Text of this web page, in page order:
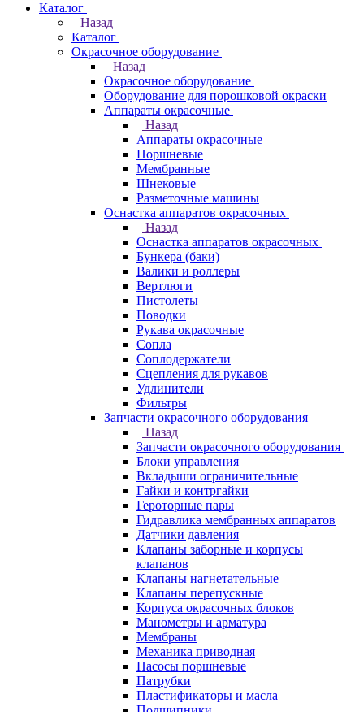
Каталог
Назад
Каталог
Окрасочное оборудование
Назад
Окрасочное оборудование
Оборудование для порошковой окраски
Аппараты окрасочные
Назад
Аппараты окрасочные
Поршневые
Мембранные
Шнековые
Разметочные машины
Оснастка аппаратов окрасочных
Назад
Оснастка аппаратов окрасочных
Бункера (баки)
Валики и роллеры
Вертлюги
Пистолеты
Поводки
Рукава окрасочные
Сопла
Соплодержатели
Сцепления для рукавов
Удлинители
Фильтры
Запчасти окрасочного оборудования
Назад
Запчасти окрасочного оборудования
Блоки управления
Вкладыши ограничительные
Гайки и контргайки
Героторные пары
Гидравлика мембранных аппаратов
Датчики давления
Клапаны заборные и корпусы
клапанов
Клапаны нагнетательные
Клапаны перепускные
Корпуса окрасочных блоков
Манометры и арматура
Мембраны
Механика приводная
Насосы поршневые
Патрубки
Пластификаторы и масла